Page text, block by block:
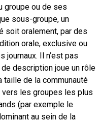
groupe ou de ses
sous-groupe, un
soit oralement, par des
orale, exclusive ou
Il n’est pas
description joue un rôle
taille de la communauté
les groupes les plus
(par exemple le
au sein de la